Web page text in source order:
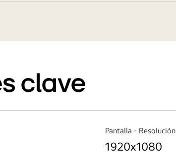
clave
Pantalla - Resolución
1920x1080